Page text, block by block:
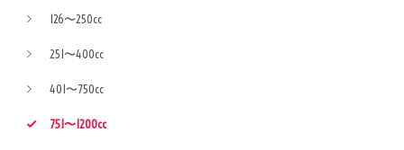
126〜250cc
251〜400cc
401〜750cc
751〜1200cc